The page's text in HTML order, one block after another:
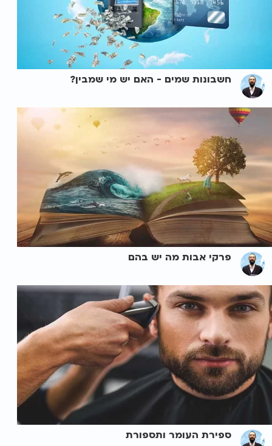
חשבונות שמים - האם יש מי שמבין?
פרקי אבות מה יש בהם
ספירת העומר ותספורת